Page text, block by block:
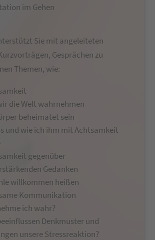
im Gehen
Sie mit angeleiteten
Gesprächen zu
Themen, wie:
die Welt wahrnehmen
beheimatet sein
und wie ich ihm mit Achtsamkeit
gegenüber
Gedanken
willkommen heißen
Kommunikation
ich wahr?
Denkmuster und
unsere Stressreaktion?